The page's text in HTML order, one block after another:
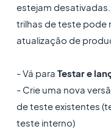
estejam
trilhas de teste pode
atualização de
- Vá para Testar e
- Crie uma nova
de teste existentes
teste interno)